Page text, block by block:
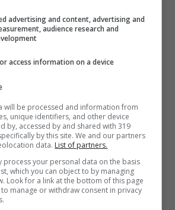
piena notte
che ora sei mia
più forte
andare via
piena notte
che ora sei mia
più forte
andare via
advertising and content, advertising and
audience research and
access information on a device
will be processed and information from
unique identifiers, and other device
by, accessed by and shared with 319
by this site. We and our partners
data. List of partners.
process your personal data on the basis
which you can object to by managing
Look for a link at the bottom of this page
manage or withdraw consent in privacy